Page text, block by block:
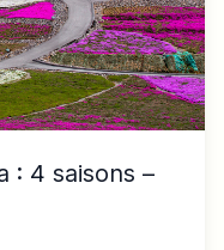
: 4 saisons –